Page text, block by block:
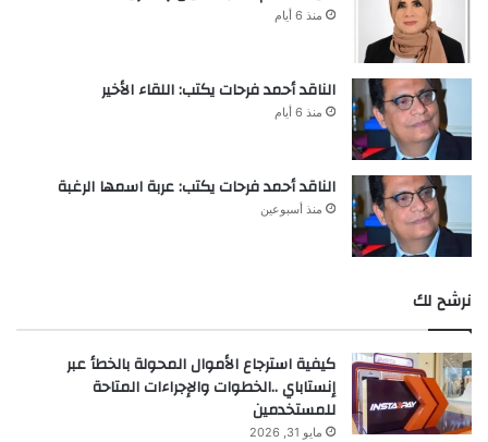
منذ 6 أيام
الناقد أحمد فرحات يكتب: اللقاء الأخير
منذ 6 أيام
الناقد أحمد فرحات يكتب: عربة اسمها الرغبة
منذ أسبوعين
نرشح لك
كيفية استرجاع الأموال المحولة بالخطأ عبر
إنستاباي ..الخطوات والإجراءات المتاحة
للمستخدمين
مايو 31, 2026